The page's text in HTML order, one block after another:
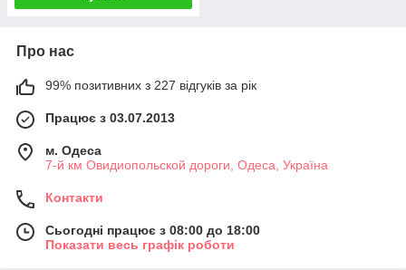
Про нас
99% позитивних з 227 відгуків за рік
Працює з 03.07.2013
м. Одеса
7-й км Овидиопольской дороги, Одеса, Україна
Контакти
Сьогодні працює з 08:00 до 18:00
Показати весь графік роботи